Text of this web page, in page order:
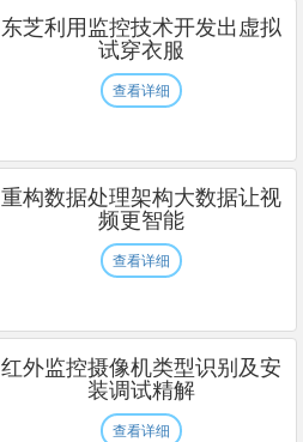
东芝利用监控技术开发出虚拟
试穿衣服
查看详细
重构数据处理架构大数据让视
频更智能
查看详细
红外监控摄像机类型识别及安
装调试精解
查看详细